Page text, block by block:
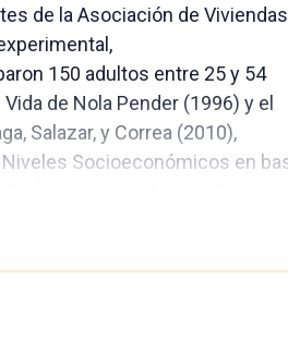
de la Asociación de Viviendas
150 adultos entre 25 y 54
de Nola Pender (1996) y el
Salazar, y Correa (2010),
Socioeconómicos en
bajo y marginal,
y estilo de vida en seis de